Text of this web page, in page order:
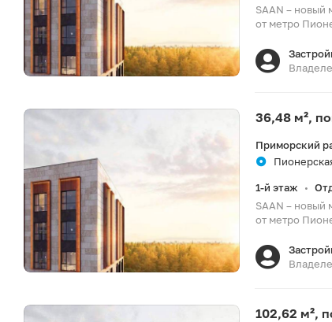
SAAN – новый
от метро
36,48 м²,
Приморский
1-й этаж •
SAAN – новый
от метро
102,62 м²,